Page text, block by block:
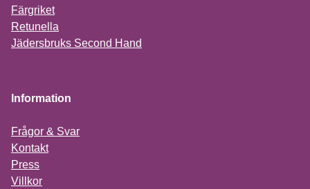
Färgriket
Retunella
Jädersbruks Second Hand
Information
Frågor & Svar
Kontakt
Press
Villkor